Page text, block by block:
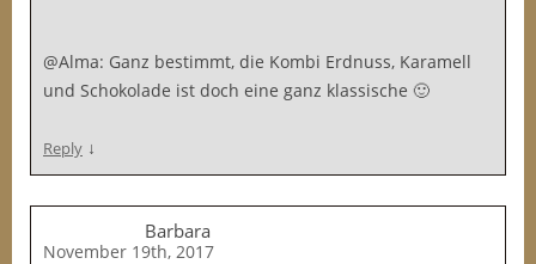
@Alma: Ganz bestimmt, die Kombi Erdnuss, Karamell
und Schokolade ist doch eine ganz klassische 🙂
Reply ↓
Barbara
November 19th, 2017